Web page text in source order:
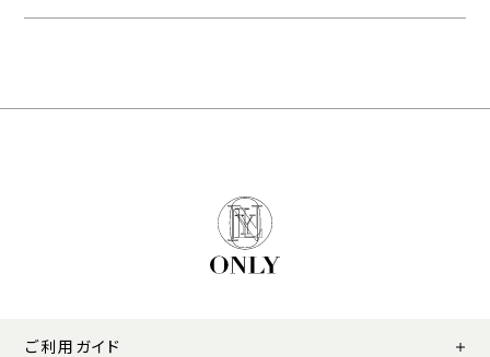
ご利用ガイド